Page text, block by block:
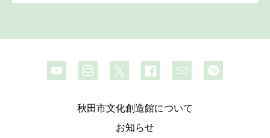
秋田市文化創造館について
お知らせ